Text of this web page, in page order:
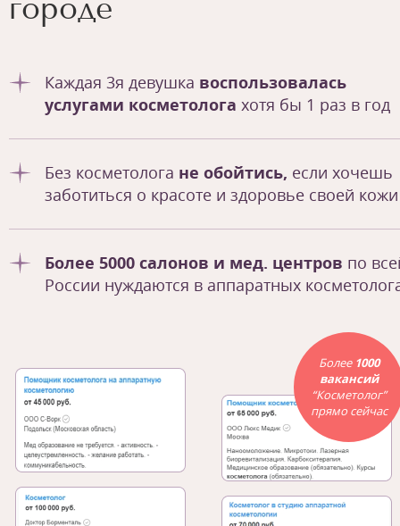
Более 1000
вакансий
“Косметолог”
прямо сейчас
городе
Каждая 3я девушка воспользовалась
услугами косметолога хотя бы 1 раз в год
Без косметолога не обойтись, если хочешь
заботиться о красоте и здоровье своей кожи
Более 5000 салонов и мед. центров по
России нуждаются в аппаратных